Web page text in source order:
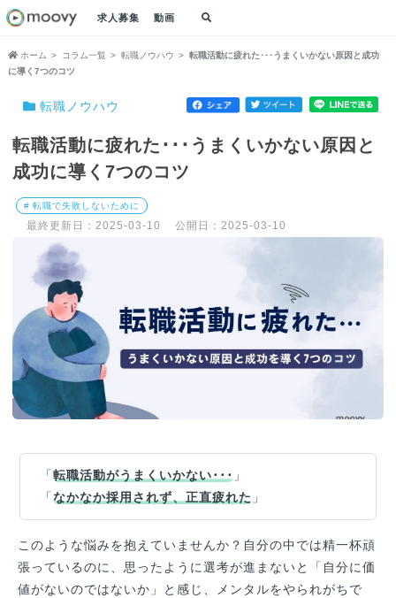
求人募集 動画
ホーム コラム一覧 転職ノウハウ
転職活動に疲れた･･･うまくいかない原因と成功
に導く7つのコツ
転職ノウハウ
転職活動に疲れた･･･うまくいかない原因と
成功に導く7つのコツ
# 転職で失敗しないために
最終更新日：2025-03-10 公開日：2025-03-10
「転職活動がうまくいかない･･･ 」
「なかなか採用されず、正直疲れた 」
このような悩みを抱えていませんか？自分の中では精一杯頑
張っているのに、思ったように選考が進まないと「自分に価
値がないのではないか」と感じ、メンタルをやられがちで